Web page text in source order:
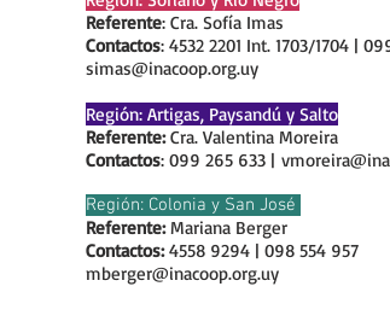
Referente: Cra. Sofía Imas
Contactos: 4532 2201 Int. 1703/1704 |
simas@inacoop.org.uy
Región: Artigas, Paysandú y Salto
Referente:Cra. Valentina Moreira
Contactos: 099 265 633 |
Región: Colonia y San José
Referente:Mariana Berger
Contactos:4558 9294 | 098 554 957
mberger@inacoop.org.uy